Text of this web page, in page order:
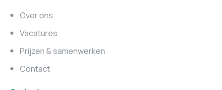
Zuid-Holland
Marketing vacatures
Utrecht
Over ons
Vacatures
Prijzen & samenwerken
Contact